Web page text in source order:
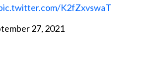
K2fZxvswaT
27, 2021